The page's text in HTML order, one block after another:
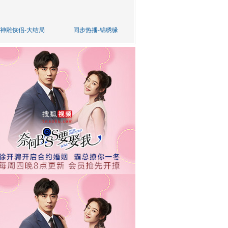
神雕侠侣-大结局 同步热播-锦绣缘